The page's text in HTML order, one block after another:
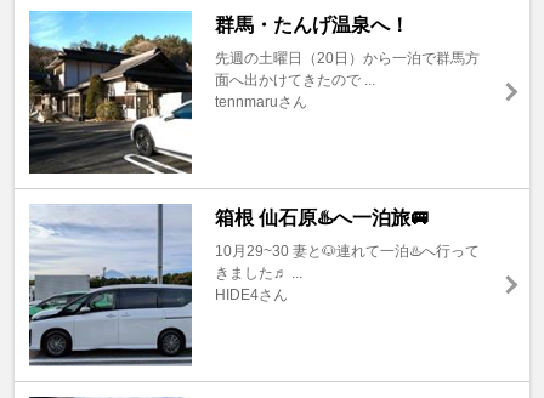
群馬・たんげ温泉へ！
先週の土曜日（20日）から一泊で群馬方
面へ出かけてきたので ...
tennmaruさん
箱根 仙石原♨️へ一泊旅🚐
10月29~30 妻と🐶連れて一泊♨️へ行って
きました♬ ...
HIDE4さん